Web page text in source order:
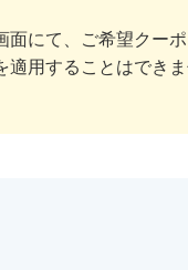
面にて、ご希望クー
適用することはできま